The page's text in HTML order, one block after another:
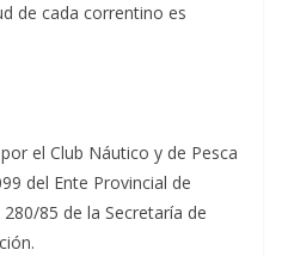
de cada correntino es
el Club Náutico y de Pesca
del Ente Provincial de
85 de la Secretaría de